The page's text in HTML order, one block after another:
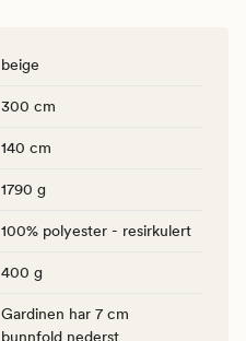
beige
300 cm
140 cm
1790 g
100% polyester - resirkulert
400 g
Gardinen har 7 cm
bunnfold nederst